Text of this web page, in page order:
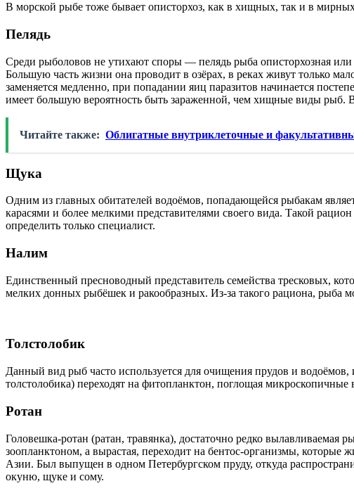
В морской рыбе тоже бывает описторхоз, как в хищных, так и в
Пелядь
Среди рыболовов не утихают споры — пелядь рыба описторхозная
Большую часть жизни она проводит в озёрах, в реках живут только
заменяется медленно, при попадании яиц паразитов начинается
имеет большую вероятность быть зараженной, чем хищные виды рыб. В
Читайте также: Облигатные внутриклеточные и
Щука
Одним из главных обитателей водоёмов, попадающейся рыбакам
карасями и более мелкими представителями своего вида. Такой
определить только специалист.
Налим
Единственный пресноводный представитель семейства тресковых,
мелких донных рыбёшек и ракообразных. Из-за такого рациона, рыба
Толстолобик
Данный вид рыб часто используется для очищения прудов и
толстолобика) переходят на фитопланктон, поглощая
Ротан
Головешка-ротан (ратан, травянка), достаточно редко
зоопланктоном, а вырастая, переходит на бентос-организмы, которые
Азии. Был выпущен в одном Петербургском пруду, откуда
окуню, щуке и сому.